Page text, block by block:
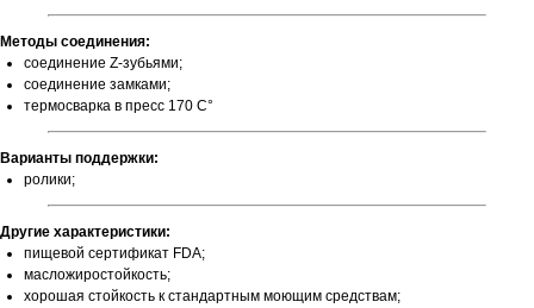
Методы соединения:
соединение Z-зубьями;
соединение замками;
термосварка в пресс 170 С°
Варианты поддержки:
ролики;
Другие характеристики:
пищевой сертификат FDA;
масложиростойкость;
хорошая стойкость к стандартным моющим средствам;